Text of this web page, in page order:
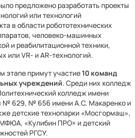
предложено разработать проекты
или технологий
в области робототехнических
человеко-машинных
и реабилитационной техники,
или VR- и AR-технологий.
этапе примут участие10 команд
учреждений. Среди них колледж
колледж имени
№ 629, № 656 имени А.С. Макаренко и
детские технопарки «Мосгормаш»,
«Кулибин ПРО» и детский
РГСУ.